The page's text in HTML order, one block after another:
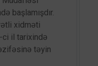
başlamışdır.
xidməti
ci il tarixində
təyin